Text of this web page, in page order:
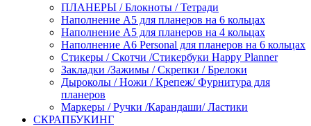
ПЛАНЕРЫ / Блокноты / Тетради
Наполнение А5 для планеров на 6 кольцах
Наполнение А5 для планеров на 4 кольцах
Наполнение А6 Personal для планеров на 6 кольцах
Стикеры / Скотчи /Стикербуки Happy Planner
Закладки /Зажимы / Скрепки / Брелоки
Дыроколы / Ножи / Крепеж/ Фурнитура для
планеров
Маркеры / Ручки /Карандаши/ Ластики
СКРАПБУКИНГ